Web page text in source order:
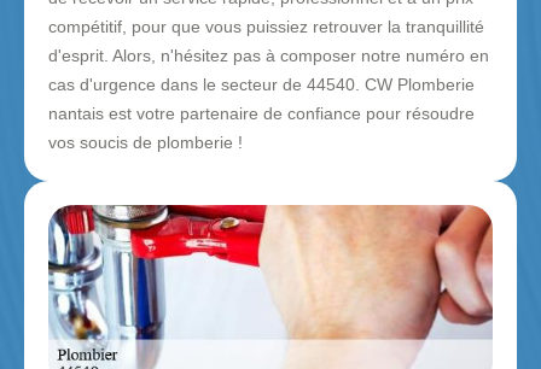
compétitif, pour que vous puissiez retrouver la tranquillité
d'esprit. Alors, n'hésitez pas à composer notre numéro en
cas d'urgence dans le secteur de 44540. CW Plomberie
nantais est votre partenaire de confiance pour résoudre
vos soucis de plomberie !